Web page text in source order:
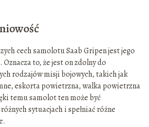
cech samolotu Saab Gripen jest jego
to, że jest on zdolny do
rodzajów misji bojowych, takich jak
eskorta powietrzna, walka powietrzna
temu samolot ten może być
sytuacjach i spełniać różne